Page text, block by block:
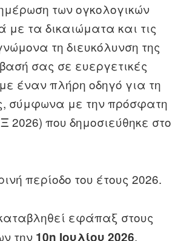
των ογκολογικών
με τα δικαιώματα και τις
τη διευκόλυνση της
σας σε ευεργετικές
έναν πλήρη οδηγό για τη
σύμφωνα με την πρόσφατη
2026) που δημοσιεύθηκε στο
περίοδο του έτους 2026.
εφάπαξ στους
την 10η Ιουλίου 2026.